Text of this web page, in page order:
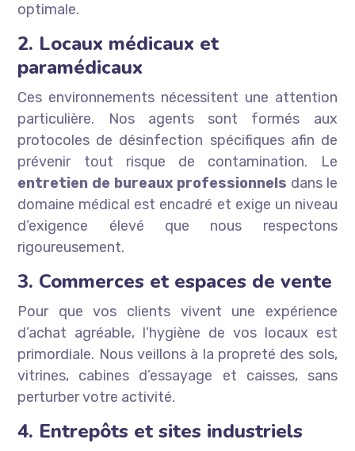
optimale.
2. Locaux médicaux et
paramédicaux
Ces environnements nécessitent une attention
particulière. Nos agents sont formés aux
protocoles de désinfection spécifiques afin de
prévenir tout risque de contamination. Le
entretien de bureaux professionnels dans le
domaine médical est encadré et exige un niveau
d’exigence élevé que nous respectons
rigoureusement.
3. Commerces et espaces de vente
Pour que vos clients vivent une expérience
d’achat agréable, l’hygiène de vos locaux est
primordiale. Nous veillons à la propreté des sols,
vitrines, cabines d’essayage et caisses, sans
perturber votre activité.
4. Entrepôts et sites industriels